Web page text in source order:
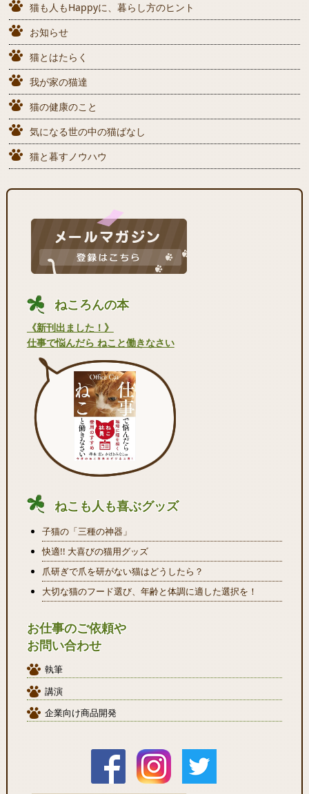
猫も人もHappyに、暮らし方のヒント
お知らせ
猫とはたらく
我が家の猫達
猫の健康のこと
気になる世の中の猫ばなし
猫と暮すノウハウ
ねころんの本
《新刊出ました！》
仕事で悩んだら ねこと働きなさい
ねこも人も喜ぶグッズ
子猫の「三種の神器」
快適!! 大喜びの猫用グッズ
爪研ぎで爪を研がない猫はどうしたら？
大切な猫のフード選び、年齢と体調に適した選択を！
お仕事のご依頼や
お問い合わせ
執筆
講演
企業向け商品開発